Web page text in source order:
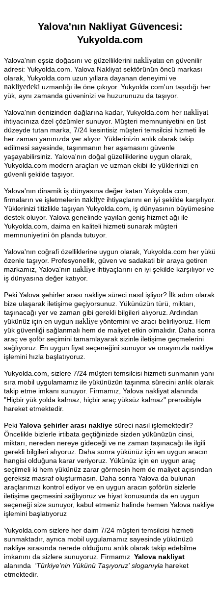
Yalova'nın Nakliyat Güvencesi:
Yukyolda.com
Yalova'nın eşsiz doğasını ve güzelliklerini nakliyatın en güvenilir
adresi: Yukyolda.com. Yalova Nakliyat sektörünün öncü markası
olarak, Yukyolda.com uzun yıllara dayanan deneyimi ve
nakliyedeki uzmanlığı ile öne çıkıyor. Yukyolda.com'un taşıdığı her
yük, aynı zamanda güveninizi ve huzurunuzu da taşıyor.
Yalova'nın denizinden dağlarına kadar, Yukyolda.com her nakliyat
ihtiyacınıza özel çözümler sunuyor. Müşteri memnuniyetini en üst
düzeyde tutan marka, 7/24 kesintisiz müşteri temsilcisi hizmeti ile
her zaman yanınızda yer alıyor. Yüklerinizin anlık olarak takip
edilmesi sayesinde, taşınmanın her aşamasını güvenle
yaşayabilirsiniz. Yalova'nın doğal güzelliklerine uygun olarak,
Yukyolda.com modern araçları ve uzman ekibi ile yüklerinizi en
güvenli şekilde taşıyor.
Yalova'nın dinamik iş dünyasına değer katan Yukyolda.com,
firmaların ve işletmelerin nakliye ihtiyaçlarını en iyi şekilde karşılıyor.
Yüklerinizi titizlikle taşıyan Yukyolda.com, iş dünyasının büyümesine
destek oluyor. Yalova genelinde yayılan geniş hizmet ağı ile
Yukyolda.com, daima en kaliteli hizmeti sunarak müşteri
memnuniyetini ön planda tutuyor.
Yalova'nın coğrafi özelliklerine uygun olarak, Yukyolda.com her yükü
özenle taşıyor. Profesyonellik, güven ve sadakati bir araya getiren
markamız, Yalova'nın nakliye ihtiyaçlarını en iyi şekilde karşılıyor ve
iş dünyasına değer katıyor.
Peki Yalova şehirler arası nakliye süreci nasıl işliyor? İlk adım olarak
bize ulaşarak iletişime geçiyorsunuz. Yükünüzün türü, miktarı,
taşınacağı yer ve zaman gibi gerekli bilgileri alıyoruz. Ardından
yükünüz için en uygun nakliye yöntemini ve aracı belirliyoruz. Hem
yük güvenliği sağlanmalı hem de maliyet etkin olmalıdır. Daha sonra
araç ve şoför seçimini tamamlayarak sizinle iletişime geçmelerini
sağlıyoruz. En uygun fiyat seçeneğini sunuyor ve onayınızla nakliye
işlemini hızla başlatıyoruz.
Yukyolda.com, sizlere 7/24 müşteri temsilcisi hizmeti sunmanın yanı
sıra mobil uygulamamız ile yükünüzün taşınma sürecini anlık olarak
takip etme imkanı sunuyor. Firmamız, Yalova nakliyat alanında
"Hiçbir yük yolda kalmaz, hiçbir araç yüksüz kalmaz" prensibiyle
hareket etmektedir.
Peki Yalova şehirler arası nakliye süreci nasıl işlemektedir?
Öncelikle bizlerle irtibata geçtiğinizde sizden yükünüzün cinsi,
miktarı, nereden nereye gideceği ve ne zaman taşınacağı ile ilgili
gerekli bilgileri alıyoruz. Daha sonra yükünüz için en uygun aracın
hangisi olduğuna karar veriyoruz. Yükünüz için en uygun araç
seçilmeli ki hem yükünüz zarar görmesin hem de maliyet açısından
gereksiz masraf oluşturmasın. Daha sonra Yalova da bulunan
araçlarımızı kontrol ediyor ve en uygun aracın şoförün sizlerle
iletişime geçmesini sağlıyoruz ve hiyat konusunda da en uygun
seçeneği size sunuyor, kabul etmeniz halinde hemen Yalova nakliye
işlemini başlatıyoruz
Yukyolda.com sizlere her daim 7/24 müşteri temsilcisi hizmeti
sunmaktadır, ayrıca mobil uygulamamız sayesinde yükünüzü
nakliye sırasında nerede olduğunu anlık olarak takip edebilme
imkanını da sizlere sunuyoruz. Firmamız Yalova nakliyat
alanında
'Türkiye'nin Yükünü Taşıyoruz' sloganıyla hareket
etmektedir.